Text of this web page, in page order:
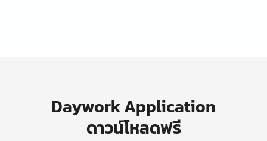
Daywork Application
ดาวน์โหลดฟรี